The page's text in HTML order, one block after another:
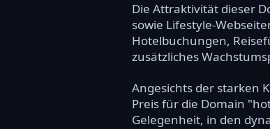
Die Attraktivität dieser
sowie Lifestyle-
Hotelbuchungen,
zusätzliches
Angesichts der starken
Preis für die Domain
Gelegenheit, in den